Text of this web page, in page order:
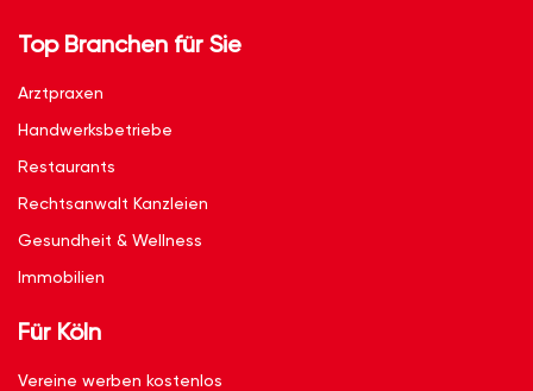
Top Branchen für Sie
Arztpraxen
Handwerksbetriebe
Restaurants
Rechtsanwalt Kanzleien
Gesundheit & Wellness
Immobilien
Für Köln
Vereine werben kostenlos